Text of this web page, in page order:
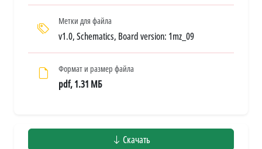
Метки для файла
v1.0, Schematics, Board version: 1mz_09
Формат и размер файла
pdf, 1.31 МБ
Скачать